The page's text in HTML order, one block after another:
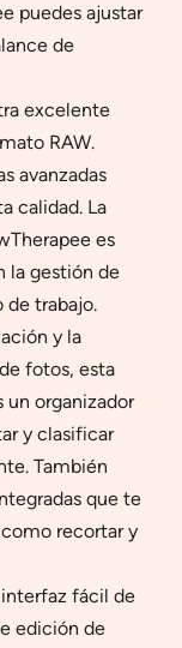
puedes ajustar
de
excelente
RAW.
avanzadas
calidad. La
es
la gestión de
de trabajo.
y la
fotos, esta
un organizador
y clasificar
También
que te
recortar y
interfaz fácil de
edición de